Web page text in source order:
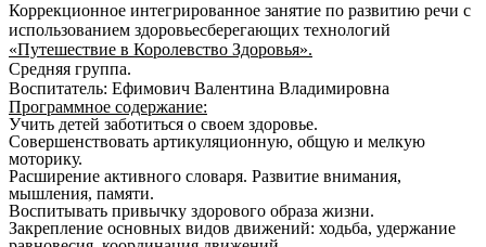
Коррекционное интегрированное занятие по развитию речи с
использованием здоровьесберегающих технологий
«Путешествие в Королевство Здоровья».
Средняя группа.
Воспитатель: Ефимович Валентина Владимировна
Программное содержание:
Учить детей заботиться о своем здоровье.
Совершенствовать артикуляционную, общую и мелкую
моторику.
Расширение активного словаря. Развитие внимания,
мышления, памяти.
Воспитывать привычку здорового образа жизни.
Закрепление основных видов движений: ходьба, удержание